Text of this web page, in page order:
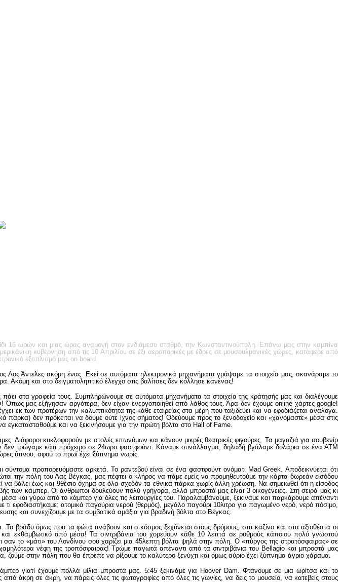
16 ωρών και μιας ώρας αναμονή στον ενδιάμεσο σταθμό, την Κωνσταντινούπολη. Επάνω μας στην καμπίνα
κυβέρνηση από τις 10 Απριλίου σε έξι αεροπορικές με έδρες σε μουσουλμανικές χώρες, κατάφερε από
εξοπλισμό μας on board.
Άντελες ακόμη ένας. Εκεί σε αυτόματα ηλεκτρονικά μηχανήματα γράψαμε τα στοιχεία μας, σκανάραμε το
και στο δειγματοληπτικό έλεγχο στις βαλίτσες δεν κόλλησε κανένας!
στα γραφεία τους. Συμπληρώνουμε σε αυτόματα μηχανήματα τα στοιχεία της κράτησής μας και διαλέγουμε
Όπως μας εξήγησαν αργότερα, δεν είχαν ενεργοποιηθεί από λάθος τους. Άρα δεν έχουμε online χάρτες google!
εκ των προτέρων την καλυπτικότητα της κάθε εταιρείας στα μέρη που ταξιδεύει και να εφοδιάζεται ανάλογα.
πάρκα) δεν πρόκειται να δούμε ούτε ίχνος σήματος! Οδεύουμε προς το ξενοδοχείο και «χανόμαστε» μέσα στις
εγκατασταθούμε και να ξεκινήσουμε για την πρώτη βόλτα στο Hall of Fame.
Διάφοροι κυκλοφορούν με στολές επωνύμων και κάνουν μικρές θεατρικές φιγούρες. Τα μαγαζιά για σουβενίρ
δεν τρώγαμε κάτι πρόχειρο σε 24ωρο φαστφούντ. Κάναμε συνάλλαγμα, δηλαδή βγάλαμε δολάρια σε ένα ΑΤΜ
ύπνου, αφού το πρωί έχει ξύπνημα νωρίς.
προπορευόμαστε αρκετά. Το ραντεβού είναι σε ένα φαστφούντ ονόματι Mad Greek. Αποδεικνύεται ότι
την πόλη του Λας Βέγκας, μας πέφτει ο κλήρος να πάμε εμείς να προμηθευτούμε την κάρτα δωρεάν εισόδου
βάλει έως και 9θέσιο όχημα σε όλα σχεδόν τα εθνικά πάρκα χωρίς άλλη χρέωση. Να σημειωθεί ότι η είσοδος
κάμπερ. Οι άνθρωποι δουλεύουν πολύ γρήγορα, αλλά μπροστά μας είναι 3 οικογένειες. Στη σειρά μας κι
και γύρω από το κάμπερ για όλες τις λειτουργίες του. Παραλαμβάνουμε, ξεκινάμε και παρκάρουμε απέναντι
εφοδιαστήκαμε: ατομικά παγούρια νερού (θερμός), μεγάλο παγούρι 10λιτρο για παγωμένο νερό, νερό πόσιμο,
και συνεχίζουμε με τα συμβατικά αμάξια για βραδινή βόλτα στο Βέγκας.
βράδυ όμως που τα φώτα ανάβουν και ο κόσμος ξεχύνεται στους δρόμους, στα καζίνο και στα αξιοθέατα οι
εκθαμβωτικό από μέσα! Τα σιντριβάνια του χορεύουν κάθε 10 λεπτά σε ρυθμούς κάποιου πολύ γνωστού
το «μάτι» του Λονδίνου σου χαρίζει μια 45λεπτη βόλτα ψηλά στην πόλη. Ο «πύργος της στρατόσφαιρας» σε
νέφη της τροπόσφαιρας! Τρώμε παγωτά απέναντι από τα σιντριβάνια του Bellagio και μπροστά μας
στην πόλη που θα έπρεπε να ρίξουμε το καλύτερο ξενύχτι και όμως αύριο έχει ξύπνημα άγριο χάραμα.
γιατί έχουμε πολλά μίλια μπροστά μας. 5:45 ξεκινάμε για Hoover Dam. Φτάνουμε σε μια ωρίτσα και το
άκρη σε άκρη, να πάρεις όλες τις φωτογραφίες από όλες τις γωνίες, να δεις το μουσείο, να κατεβείς στους